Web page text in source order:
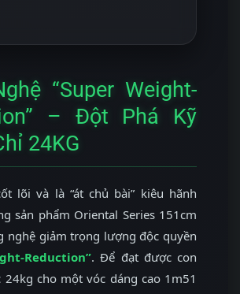
“Super Weight-
– Đột Phá Kỹ
24KG
lõi và là “át chủ bài” kiêu hãnh
sản phẩm Oriental Series 151cm
nghệ giảm trọng lượng độc quyền
Reduction”. Để đạt được con
24kg cho một vóc dáng cao 1m51